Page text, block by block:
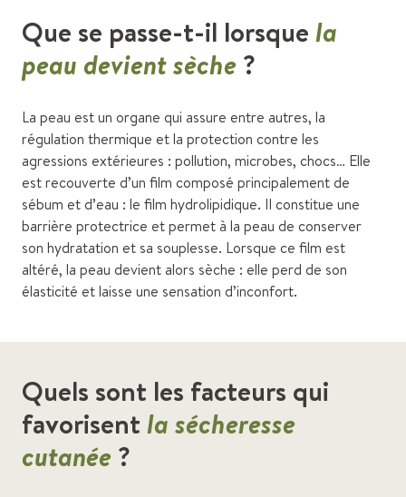
Que se passe-t-il lorsque la
peau devient sèche?
La peau est un organe qui assure entre autres, la
régulation thermique et la protection contre les
agressions extérieures : pollution, microbes, chocs… Elle
est recouverte d’un film composé principalement de
sébum et d’eau : le film hydrolipidique. Il constitue une
barrière protectrice et permet à la peau de conserver
son hydratation et sa souplesse. Lorsque ce film est
altéré, la peau devient alors sèche : elle perd de son
élasticité et laisse une sensation d’inconfort.
Quels sont les facteurs qui
favorisent la sécheresse
cutanée?